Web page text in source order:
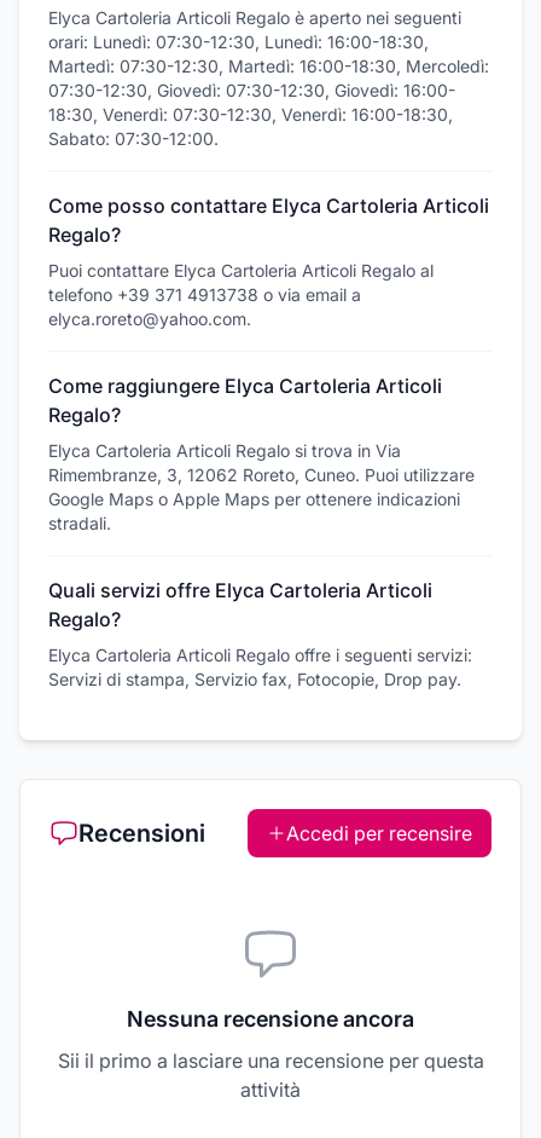
Elyca Cartoleria Articoli Regalo è aperto nei seguenti
orari: Lunedì: 07:30-12:30, Lunedì: 16:00-18:30,
Martedì: 07:30-12:30, Martedì: 16:00-18:30, Mercoledì:
07:30-12:30, Giovedì: 07:30-12:30, Giovedì: 16:00-
18:30, Venerdì: 07:30-12:30, Venerdì: 16:00-18:30,
Sabato: 07:30-12:00.
Come posso contattare Elyca Cartoleria Articoli
Regalo?
Puoi contattare Elyca Cartoleria Articoli Regalo al
telefono +39 371 4913738 o via email a
elyca.roreto@yahoo.com.
Come raggiungere Elyca Cartoleria Articoli
Regalo?
Elyca Cartoleria Articoli Regalo si trova in Via
Rimembranze, 3, 12062 Roreto, Cuneo. Puoi utilizzare
Google Maps o Apple Maps per ottenere indicazioni
stradali.
Quali servizi offre Elyca Cartoleria Articoli
Regalo?
Elyca Cartoleria Articoli Regalo offre i seguenti servizi:
Servizi di stampa, Servizio fax, Fotocopie, Drop pay.
Recensioni Accedi per recensire
Nessuna recensione ancora
Sii il primo a lasciare una recensione per questa
attività